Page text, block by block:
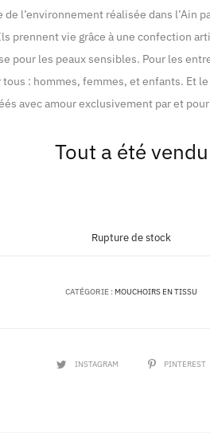
de l’environnement réalisée dans l’Ain
prennent vie grâce à une confection
pour les peaux sensibles. Pour les
: hommes, femmes, et enfants. Et
avec amour exclusivement par et
Tout a été vendu
Rupture de stock
CATÉGORIE : MOUCHOIRS EN TISSU
PARTAGERINSTAGRAM PINTEREST